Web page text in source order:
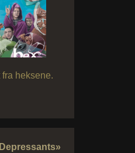
heksene.